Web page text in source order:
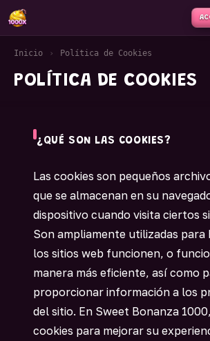
Inicio › Política de Cookies
POLÍTICA DE COOKIES
¿QUÉ SON LAS COOKIES?
Las cookies son pequeños
que se almacenan en su
dispositivo cuando visita ciertos
Son ampliamente utilizadas para
los sitios web funcionen, o
manera más eficiente, así como
proporcionar información a los
del sitio. En Sweet Bonanza
cookies para mejorar su